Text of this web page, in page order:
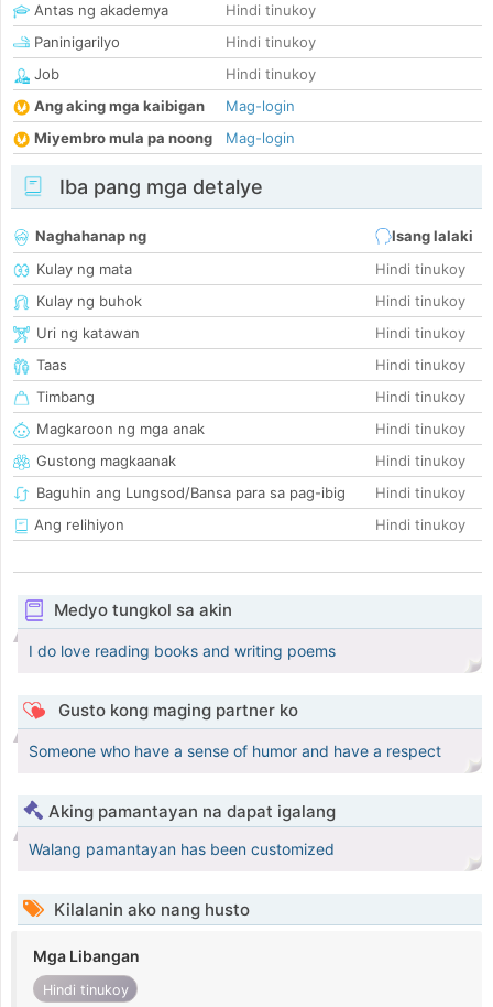
Antas ng akademya
Hindi tinukoy
Paninigarilyo
Hindi tinukoy
Job
Hindi tinukoy
Ang aking mga kaibigan
Mag-login
Miyembro mula pa noong
Mag-login
Iba pang mga detalye
Naghahanap ng
Isang lalaki
Kulay ng mata
Hindi tinukoy
Kulay ng buhok
Hindi tinukoy
Uri ng katawan
Hindi tinukoy
Taas
Hindi tinukoy
Timbang
Hindi tinukoy
Magkaroon ng mga anak
Hindi tinukoy
Gustong magkaanak
Hindi tinukoy
Baguhin ang Lungsod/Bansa para sa pag-ibig
Hindi tinukoy
Ang relihiyon
Hindi tinukoy
Medyo tungkol sa akin
I do love reading books and writing poems
Gusto kong maging partner ko
Someone who have a sense of humor and have a respect
Aking pamantayan na dapat igalang
Walang pamantayan has been customized
Kilalanin ako nang husto
Mga Libangan
Hindi tinukoy